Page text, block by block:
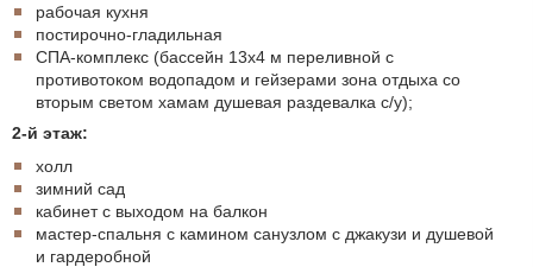
рабочая кухня
постирочно-гладильная
СПА-комплекс (бассейн 13х4 м переливной с
противотоком водопадом и гейзерами зона отдыха со
вторым светом хамам душевая раздевалка с/у);
2-й этаж:
холл
зимний сад
кабинет с выходом на балкон
мастер-спальня с камином санузлом с джакузи и душевой
и гардеробной